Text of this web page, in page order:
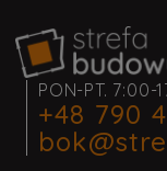
PON-PT. 7:00-
+48 790